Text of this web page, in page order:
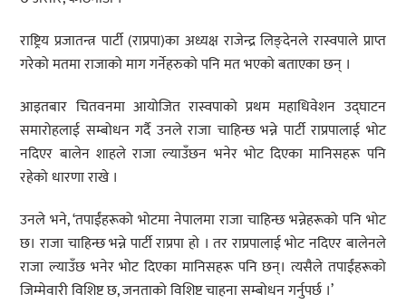
राष्ट्रिय प्रजातन्त्र पार्टी (राप्रपा)का अध्यक्ष राजेन्द्र लिङ्देनले रास्वपाले प्राप्त
गरेको मतमा राजाको माग गर्नेहरुको पनि मत भएको बताएका छन् ।
आइतबार चितवनमा आयोजित रास्वपाको प्रथम महाधिवेशन उद्घाटन
समारोहलाई सम्बोधन गर्दै उनले राजा चाहिन्छ भन्ने पार्टी राप्रपालाई भोट
नदिएर बालेन शाहले राजा ल्याउँछन भनेर भोट दिएका मानिसहरू पनि
रहेको धारणा राखे ।
उनले भने, ‘तपाईंहरूको भोटमा नेपालमा राजा चाहिन्छ भन्नेहरूको पनि भोट
छ। राजा चाहिन्छ भन्ने पार्टी राप्रपा हो । तर राप्रपालाई भोट नदिएर बालेनले
राजा ल्याउँछ भनेर भोट दिएका मानिसहरू पनि छन्। त्यसैले तपाईंहरूको
जिम्मेवारी विशिष्ट छ, जनताको विशिष्ट चाहना सम्बोधन गर्नुपर्छ ।’